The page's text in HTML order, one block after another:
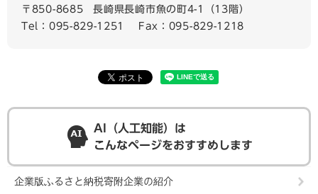
〒850-8685
長崎県長崎市魚の町4-1（13階）
Tel：095-829-1251
Fax：095-829-1218
AI（人工知能）は
こんなページをおすすめします
企業版ふるさと納税寄附企業の紹介